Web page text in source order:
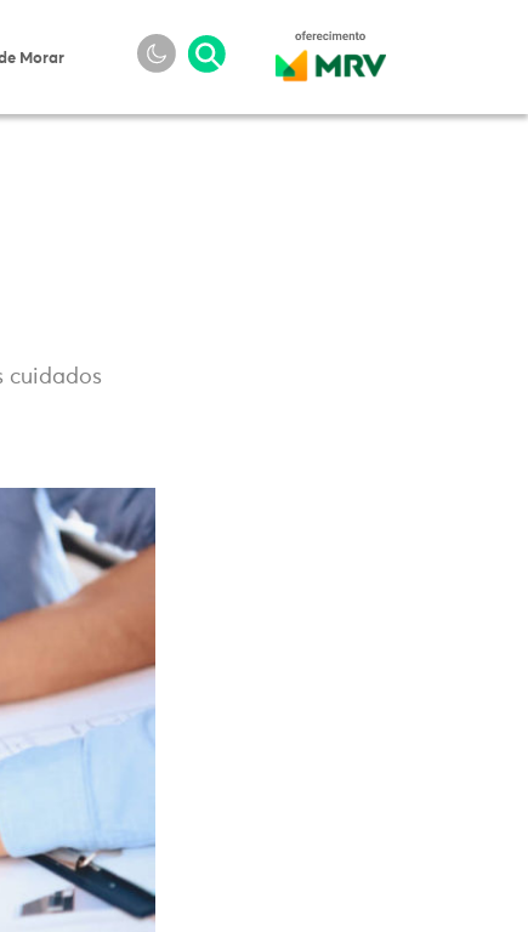
Morar
cuidados